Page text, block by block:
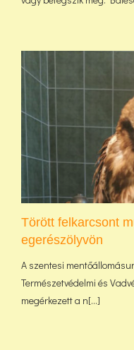
Törött felkarcsont
egerészölyvön
A szentesi
Természetvédelmi és
megérkezett a n[...]